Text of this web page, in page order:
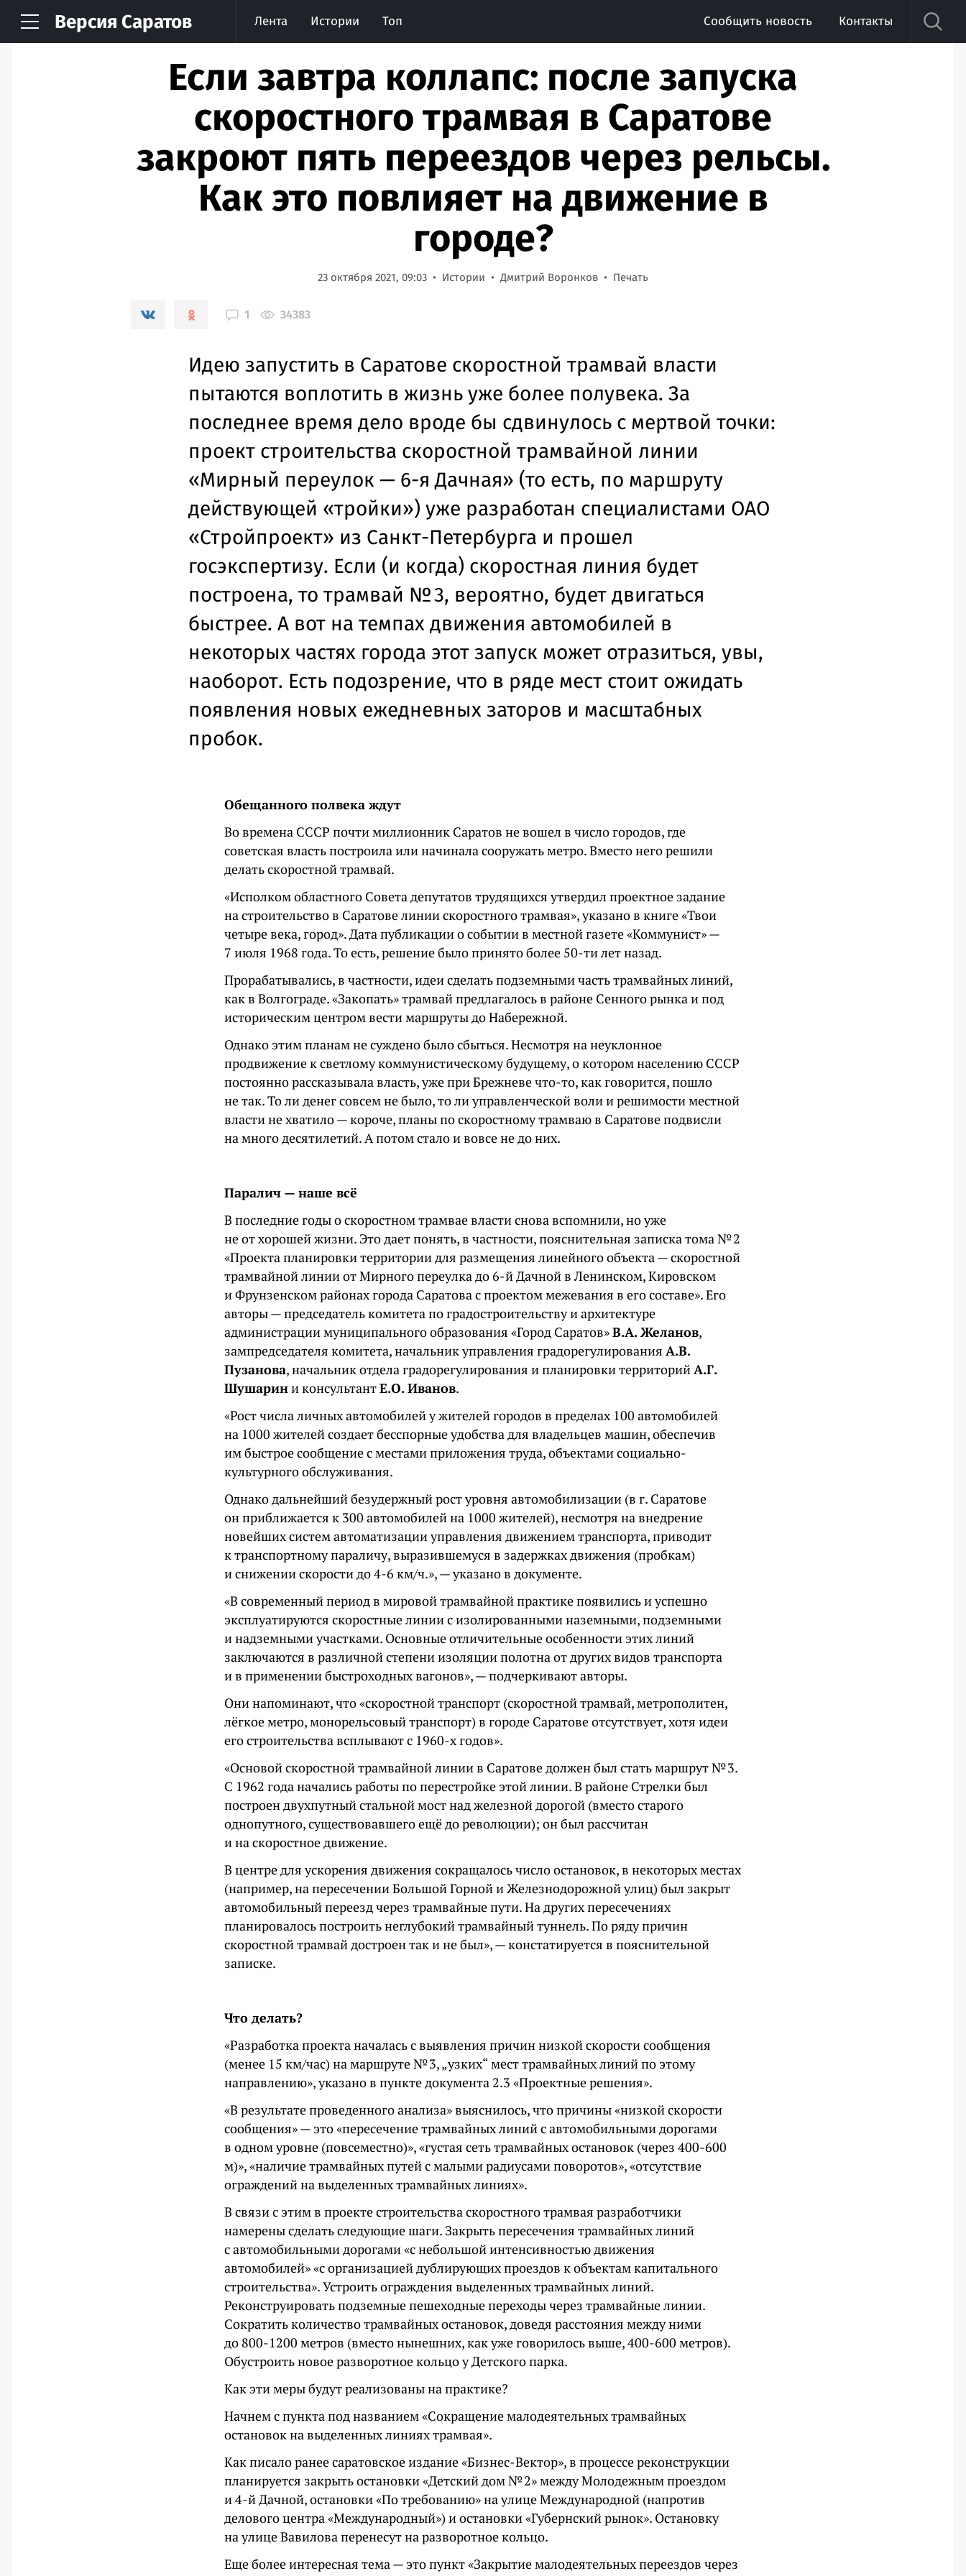
Версия Саратов Лента Истории Топ Сообщить новость Контакты
Если завтра коллапс: после запуска
скоростного трамвая в Саратове
закроют пять переездов через рельсы.
Как это повлияет на движение в
городе?
23 октября 2021, 09:03 Истории Дмитрий Воронков Печать
1 34383
Идею запустить в Саратове скоростной трамвай власти
пытаются воплотить в жизнь уже более полувека. За
последнее время дело вроде бы сдвинулось с мертвой точки:
проект строительства скоростной трамвайной линии
«Мирный переулок — 6-я Дачная» (то есть, по маршруту
действующей «тройки») уже разработан специалистами ОАО
«Стройпроект» из Санкт-Петербурга и прошел
госэкспертизу. Если (и когда) скоростная линия будет
построена, то трамвай № 3, вероятно, будет двигаться
быстрее. А вот на темпах движения автомобилей в
некоторых частях города этот запуск может отразиться, увы,
наоборот. Есть подозрение, что в ряде мест стоит ожидать
появления новых ежедневных заторов и масштабных
пробок.
Обещанного полвека ждут
Во времена СССР почти миллионник Саратов не вошел в число городов, где
советская власть построила или начинала сооружать метро. Вместо него решили
делать скоростной трамвай.
«Исполком областного Совета депутатов трудящихся утвердил проектное задание
на строительство в Саратове линии скоростного трамвая», указано в книге «Твои
четыре века, город». Дата публикации о событии в местной газете «Коммунист» —
7 июля 1968 года. То есть, решение было принято более 50-ти лет назад.
Прорабатывались, в частности, идеи сделать подземными часть трамвайных линий,
как в Волгограде. «Закопать» трамвай предлагалось в районе Сенного рынка и под
историческим центром вести маршруты до Набережной.
Однако этим планам не суждено было сбыться. Несмотря на неуклонное
продвижение к светлому коммунистическому будущему, о котором населению СССР
постоянно рассказывала власть, уже при Брежневе что-то, как говорится, пошло
не так. То ли денег совсем не было, то ли управленческой воли и решимости местной
власти не хватило — короче, планы по скоростному трамваю в Саратове подвисли
на много десятилетий. А потом стало и вовсе не до них.
Паралич — наше всё
В последние годы о скоростном трамвае власти снова вспомнили, но уже
не от хорошей жизни. Это дает понять, в частности, пояснительная записка тома № 2
«Проекта планировки территории для размещения линейного объекта — скоростной
трамвайной линии от Мирного переулка до 6-й Дачной в Ленинском, Кировском
и Фрунзенском районах города Саратова с проектом межевания в его составе». Его
авторы — председатель комитета по градостроительству и архитектуре
администрации муниципального образования «Город Саратов»В.А. Желанов,
зампредседателя комитета, начальник управления градорегулирования А.В.
Пузанова, начальник отдела градорегулирования и планировки территорийА.Г.
Шушарини консультантЕ.О. Иванов.
«Рост числа личных автомобилей у жителей городов в пределах 100 автомобилей
на 1000 жителей создает бесспорные удобства для владельцев машин, обеспечив
им быстрое сообщение с местами приложения труда, объектами социально-
культурного обслуживания.
Однако дальнейший безудержный рост уровня автомобилизации (в г. Саратове
он приближается к 300 автомобилей на 1000 жителей), несмотря на внедрение
новейших систем автоматизации управления движением транспорта, приводит
к транспортному параличу, выразившемуся в задержках движения (пробкам)
и снижении скорости до 4-6 км/ч.», — указано в документе.
«В современный период в мировой трамвайной практике появились и успешно
эксплуатируются скоростные линии с изолированными наземными, подземными
и надземными участками. Основные отличительные особенности этих линий
заключаются в различной степени изоляции полотна от других видов транспорта
и в применении быстроходных вагонов», — подчеркивают авторы.
Они напоминают, что «скоростной транспорт (скоростной трамвай, метрополитен,
лёгкое метро, монорельсовый транспорт) в городе Саратове отсутствует, хотя идеи
его строительства всплывают с 1960-х годов».
«Основой скоростной трамвайной линии в Саратове должен был стать маршрут № 3.
С 1962 года начались работы по перестройке этой линии. В районе Стрелки был
построен двухпутный стальной мост над железной дорогой (вместо старого
однопутного, существовавшего ещё до революции); он был рассчитан
и на скоростное движение.
В центре для ускорения движения сокращалось число остановок, в некоторых местах
(например, на пересечении Большой Горной и Железнодорожной улиц) был закрыт
автомобильный переезд через трамвайные пути. На других пересечениях
планировалось построить неглубокий трамвайный туннель. По ряду причин
скоростной трамвай достроен так и не был», — констатируется в пояснительной
записке.
Что делать?
«Разработка проекта началась с выявления причин низкой скорости сообщения
(менее 15 км/час) на маршруте № 3, „узких“ мест трамвайных линий по этому
направлению», указано в пункте документа 2.3 «Проектные решения».
«В результате проведенного анализа» выяснилось, что причины «низкой скорости
сообщения» — это «пересечение трамвайных линий с автомобильными дорогами
в одном уровне (повсеместно)», «густая сеть трамвайных остановок (через 400-600
м)», «наличие трамвайных путей с малыми радиусами поворотов», «отсутствие
ограждений на выделенных трамвайных линиях».
В связи с этим в проекте строительства скоростного трамвая разработчики
намерены сделать следующие шаги. Закрыть пересечения трамвайных линий
с автомобильными дорогами «с небольшой интенсивностью движения
автомобилей» «с организацией дублирующих проездов к объектам капитального
строительства». Устроить ограждения выделенных трамвайных линий.
Реконструировать подземные пешеходные переходы через трамвайные линии.
Сократить количество трамвайных остановок, доведя расстояния между ними
до 800-1200 метров (вместо нынешних, как уже говорилось выше, 400-600 метров).
Обустроить новое разворотное кольцо у Детского парка.
Как эти меры будут реализованы на практике?
Начнем с пункта под названием «Сокращение малодеятельных трамвайных
остановок на выделенных линиях трамвая».
Как писало ранее саратовское издание «Бизнес-Вектор», в процессе реконструкции
планируется закрыть остановки «Детский дом № 2» между Молодежным проездом
и 4-й Дачной, остановки «По требованию» на улице Международной (напротив
делового центра «Международный») и остановки «Губернский рынок». Остановку
на улице Вавилова перенесут на разворотное кольцо.
Еще более интересная тема — это пункт «Закрытие малодеятельных переездов через